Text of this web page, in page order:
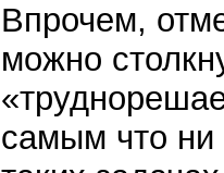
Впрочем,
можно
самым что ни